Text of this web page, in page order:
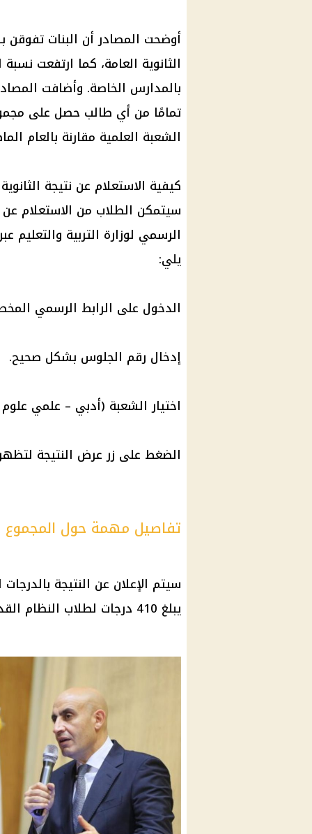
أوضحت المصادر أن البنات
الثانوية العامة، كما ارتفعت نسبة
بالمدارس الخاصة. وأضافت
الشعبة العلمية مقارنة بالعام
كيفية الاستعلام عن نتيجة
سيتمكن الطلاب من الاستعلام عن
الرسمي لوزارة التربية والتعليم
يلي:
الدخول على الرابط الرسمي
إدخال رقم الجلوس بشكل صحيح.
اختيار الشعبة (أدبي – علمي
الضغط على زر عرض النتيجة
تفاصيل مهمة حول المجموع
سيتم الإعلان عن النتيجة
يبلغ 410 درجات لطلاب النظام القديم، و320 درجة للنظام الحديث.